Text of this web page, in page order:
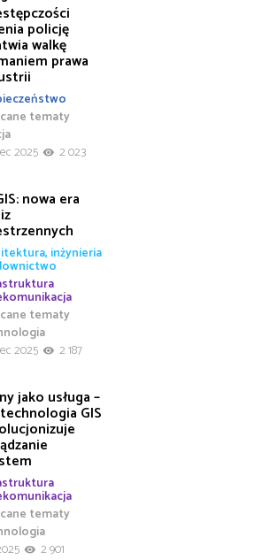
policję
walkę
prawa
tematy
2025
2 023
nowa era
inżynieria
tematy
2025
2 187
jako usługa –
GIS
tematy
2 901